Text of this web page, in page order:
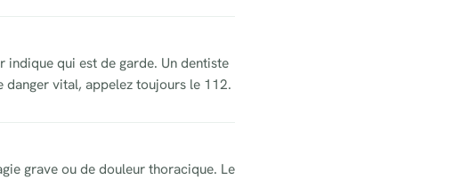
qui est de garde. Un dentiste
danger vital, appelez toujours le 112.
grave ou de douleur thoracique. Le